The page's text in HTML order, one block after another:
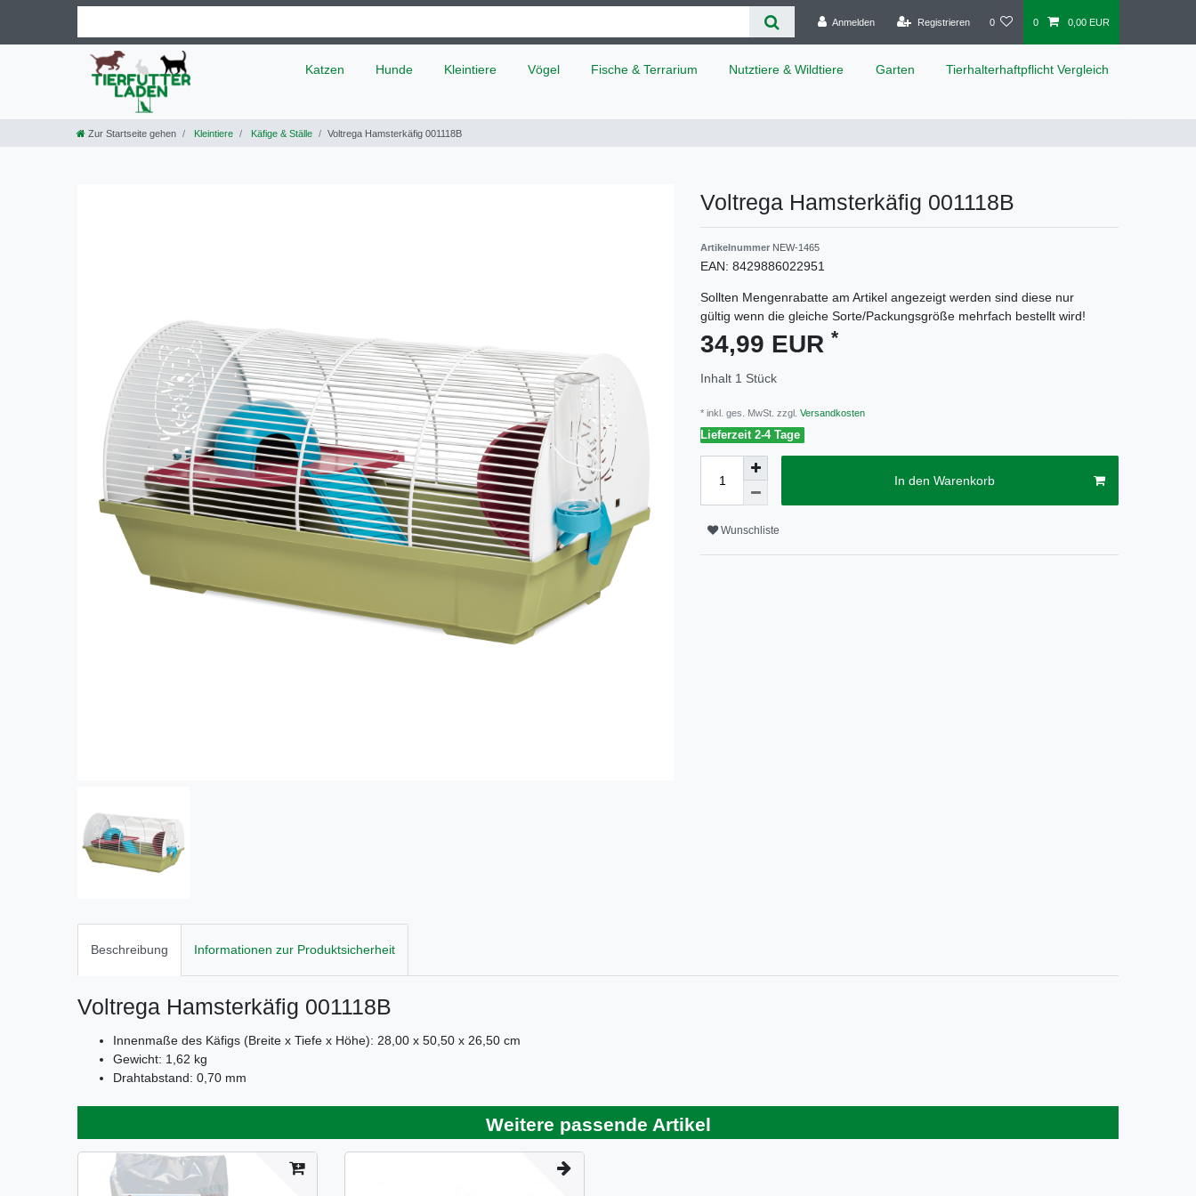
Anmelden Registrieren 0 0 0,00 EUR
Katzen Hunde Kleintiere Vögel Fische & Terrarium Nutztiere & Wildtiere Garten Tierhalterhaftpflicht Vergleich
Zur Startseite gehen Kleintiere Käfige & Ställe Voltrega Hamsterkäfig 001118B
Voltrega Hamsterkäfig 001118B
Artikelnummer NEW-1465
EAN: 8429886022951
Sollten Mengenrabatte am Artikel angezeigt werden sind diese nur
gültig wenn die gleiche Sorte/Packungsgröße mehrfach bestellt wird!
34,99 EUR *
Inhalt 1 Stück
* inkl. ges. MwSt. zzgl. Versandkosten
Lieferzeit 2-4 Tage
In den Warenkorb
Wunschliste
Beschreibung Informationen zur Produktsicherheit
Voltrega Hamsterkäfig 001118B
Innenmaße des Käfigs (Breite x Tiefe x Höhe): 28,00 x 50,50 x 26,50 cm
Gewicht: 1,62 kg
Drahtabstand: 0,70 mm
Weitere passende Artikel